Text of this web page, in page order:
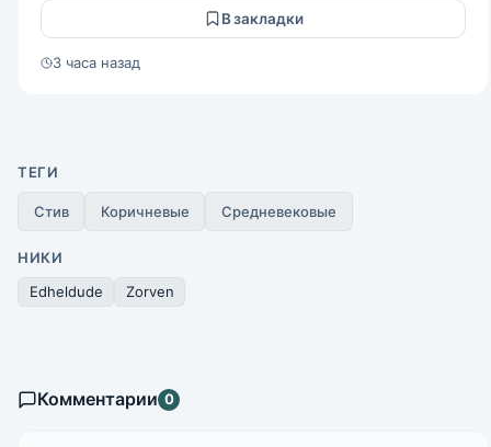
В закладки
3 часа назад
ТЕГИ
Стив Коричневые Средневековые
НИКИ
Edheldude
Zorven
Комментарии 0